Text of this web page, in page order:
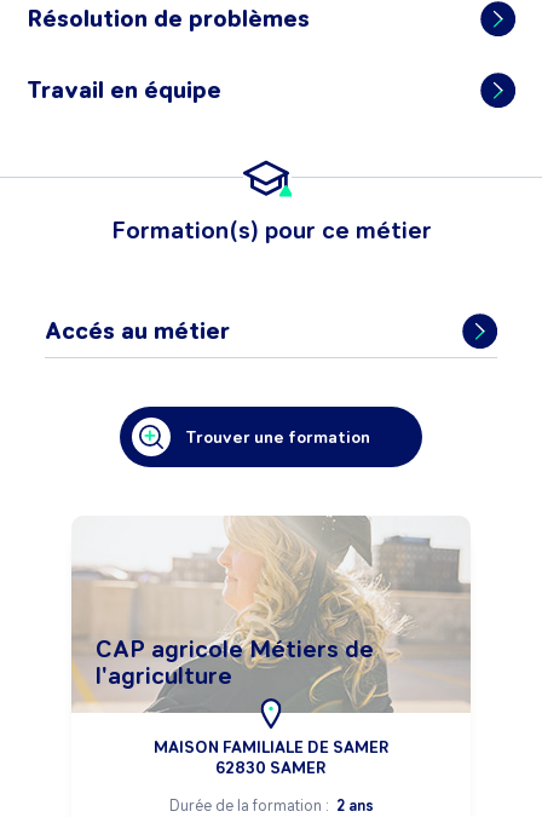
Résolution de problèmes
Travail en équipe
Formation(s) pour ce métier
Accés au métier
Trouver une formation
CAP agricole Métiers de
l'agriculture
MAISON FAMILIALE DE SAMER
62830 SAMER
Durée de la formation : 2 ans